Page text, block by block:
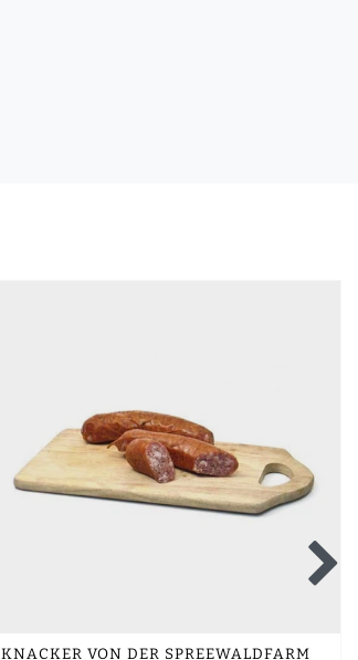
KNACKER VON DER SPREEWALDFARM